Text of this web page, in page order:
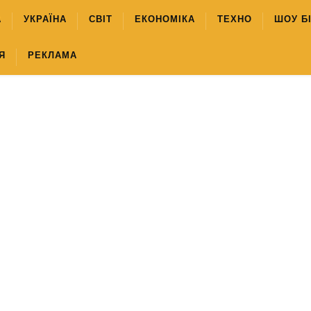
УКРАЇНА СВІТ ЕКОНОМІКА ТЕХНО ШОУ
РЕКЛАМА